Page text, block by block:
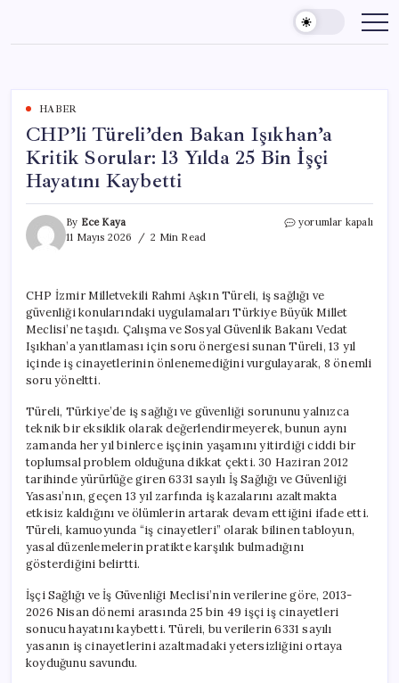
content
HABER
CHP’li Türeli’den Bakan Işıkhan’a
Kritik Sorular: 13 Yılda 25 Bin İşçi
Hayatını Kaybetti
By Ece Kaya
11 Mayıs 2026
2 Min Read
CHP’li
Sorular:
13
Yılda
25
Bin
için
yorumlar kapalı
CHP İzmir Milletvekili Rahmi Aşkın Türeli, iş sağlığı ve
güvenliği konularındaki uygulamaları Türkiye Büyük Millet
Meclisi’ne taşıdı. Çalışma ve Sosyal Güvenlik Bakanı Vedat
Işıkhan’a yanıtlaması için soru önergesi sunan Türeli, 13 yıl
içinde iş cinayetlerinin önlenemediğini vurgulayarak, 8 önemli
soru yöneltti.
Türeli, Türkiye’de iş sağlığı ve güvenliği sorununu yalnızca
teknik bir eksiklik olarak değerlendirmeyerek, bunun aynı
zamanda her yıl binlerce işçinin yaşamını yitirdiği ciddi bir
toplumsal problem olduğuna dikkat çekti. 30 Haziran 2012
tarihinde yürürlüğe giren 6331 sayılı İş Sağlığı ve Güvenliği
Yasası’nın, geçen 13 yıl zarfında iş kazalarını azaltmakta
etkisiz kaldığını ve ölümlerin artarak devam ettiğini ifade etti.
Türeli, kamuoyunda “iş cinayetleri” olarak bilinen tabloyun,
yasal düzenlemelerin pratikte karşılık bulmadığını
gösterdiğini belirtti.
İşçi Sağlığı ve İş Güvenliği Meclisi’nin verilerine göre, 2013-
2026 Nisan dönemi arasında 25 bin 49 işçi iş cinayetleri
sonucu hayatını kaybetti. Türeli, bu verilerin 6331 sayılı
yasanın iş cinayetlerini azaltmadaki yetersizliğini ortaya
koyduğunu savundu.